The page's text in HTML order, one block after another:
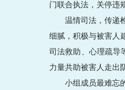
门联合执法，关停违
温情司法，传递
细腻，积极与被害人
司法救助、心理疏导
力量共助被害人走出
小组成员最难忘